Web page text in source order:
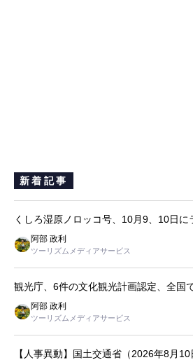
新着記事
くしろ湿原ノロッコ号、10月9、10日に
阿部 政利
ツーリズムメディアサービス
観光庁、6件の文化観光計画認定、全国
阿部 政利
ツーリズムメディアサービス
【人事異動】国土交通省（2026年8月